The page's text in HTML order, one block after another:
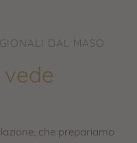
DAL MASO
che prepariamo